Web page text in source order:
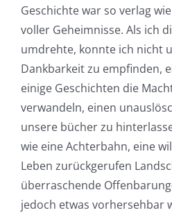
Geschichte war so verlag
voller Geheimnisse. Als ich
umdrehte, konnte ich nicht
Dankbarkeit zu empfinden,
einige Geschichten die
verwandeln, einen
unsere bücher zu
wie eine Achterbahn, eine
Leben zurückgerufen
überraschende
jedoch etwas vorhersehbar
the
Intersection
of
Technology
and
Chance:
The
Role